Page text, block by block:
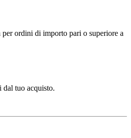
per ordini di importo pari o superiore a
tuo acquisto.